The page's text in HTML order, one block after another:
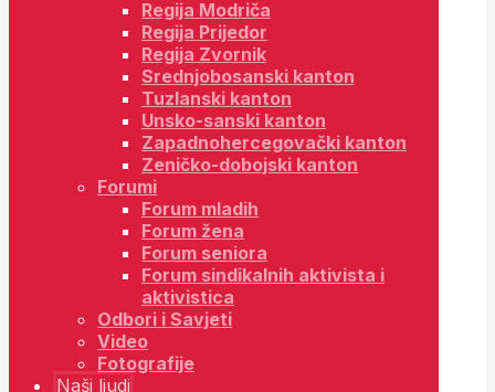
Regija Modriča
Regija Prijedor
Regija Zvornik
Srednjobosanski kanton
Tuzlanski kanton
Unsko-sanski kanton
Zapadnohercegovački kanton
Zeničko-dobojski kanton
Forumi
Forum mladih
Forum žena
Forum seniora
Forum sindikalnih aktivista i
aktivistica
Odbori i Savjeti
Video
Fotografije
Naši ljudi